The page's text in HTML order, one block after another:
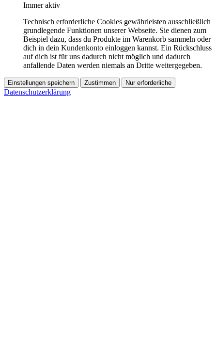
Immer aktiv
Technisch erforderliche Cookies gewährleisten ausschließlich
grundlegende Funktionen unserer Webseite. Sie dienen zum
Beispiel dazu, dass du Produkte im Warenkorb sammeln oder
dich in dein Kundenkonto einloggen kannst. Ein Rückschluss
auf dich ist für uns dadurch nicht möglich und dadurch
anfallende Daten werden niemals an Dritte weitergegeben.
Einstellungen speichern Zustimmen Nur erforderliche
Datenschutzerklärung